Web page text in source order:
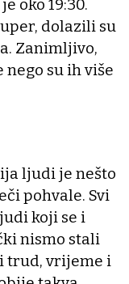
oko 19:30.
dolazili su
Zanimljivo,
su ih više
ljudi je nešto
pohvale. Svi
koji se i
nismo stali
trud, vrijeme i